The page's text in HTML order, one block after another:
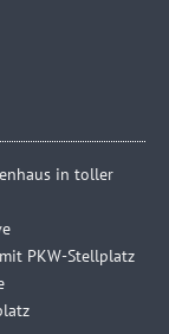
in toller
PKW-Stellplatz